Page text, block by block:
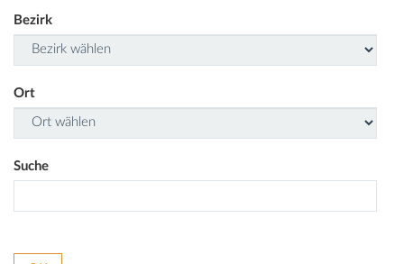
Bezirk
Ort
Suche